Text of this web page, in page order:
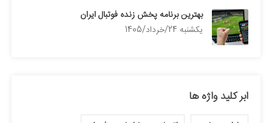
بهترین برنامه پخش زنده فوتبال ایران
يكشنبه 24/خرداد/1405
ابر کلید واژه ها